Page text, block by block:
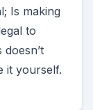
Is making
to
it yourself.